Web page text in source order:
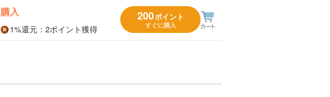
購入
1%還元 ：2ポイント獲得
200ポイント
すぐに購入